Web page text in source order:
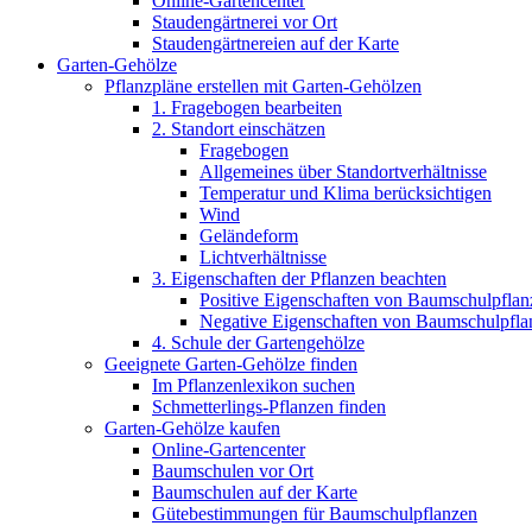
Staudengärtnerei vor Ort
Staudengärtnereien auf der Karte
Garten-Gehölze
Pflanzpläne erstellen mit Garten-Gehölzen
1. Fragebogen bearbeiten
2. Standort einschätzen
Fragebogen
Allgemeines über Standortverhältnisse
Temperatur und Klima berücksichtigen
Wind
Geländeform
Lichtverhältnisse
3. Eigenschaften der Pflanzen beachten
Positive Eigenschaften von
Negative Eigenschaften von
4. Schule der Gartengehölze
Geeignete Garten-Gehölze finden
Im Pflanzenlexikon suchen
Schmetterlings-Pflanzen finden
Garten-Gehölze kaufen
Online-Gartencenter
Baumschulen vor Ort
Baumschulen auf der Karte
Gütebestimmungen für Baumschulpflanzen